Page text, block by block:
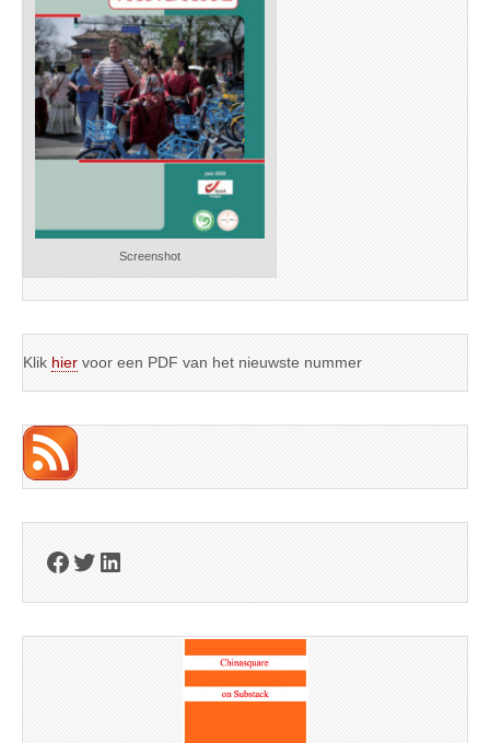
Screenshot
Klik hier voor een PDF van het nieuwste nummer
Facebook
Twitter
LinkedIn